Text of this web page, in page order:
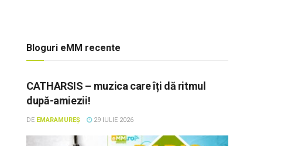
Bloguri eMM recente
CATHARSIS – muzica care îți dă ritmul
după-amiezii!
DE EMARAMUREȘ 29 IULIE 2026